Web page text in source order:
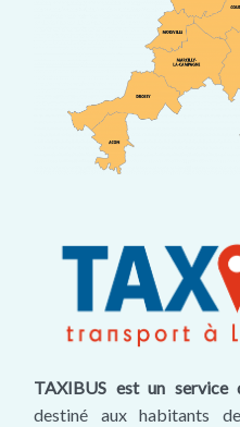
TAXIBUS est un
destiné aux habitants